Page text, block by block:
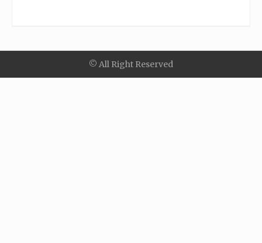
© All Right Reserved